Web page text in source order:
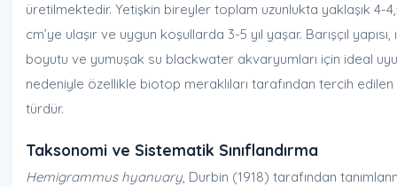
üretilmektedir. Yetişkin bireyler toplam uzunlukta yaklaşık 4-
cm’ye ulaşır ve uygun koşullarda 3-5 yıl yaşar. Barışçıl yapısı,
boyutu ve yumuşak su blackwater akvaryumları için ideal
nedeniyle özellikle biotop meraklıları tarafından tercih
türdür.
Taksonomi ve Sistematik Sınıflandırma
Hemigrammus hyanuary, Durbin (1918) tarafından